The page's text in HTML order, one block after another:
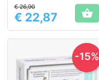
cholesterolmetabolisme
Prijs
€ 26,90
€ 22,87 
-15%